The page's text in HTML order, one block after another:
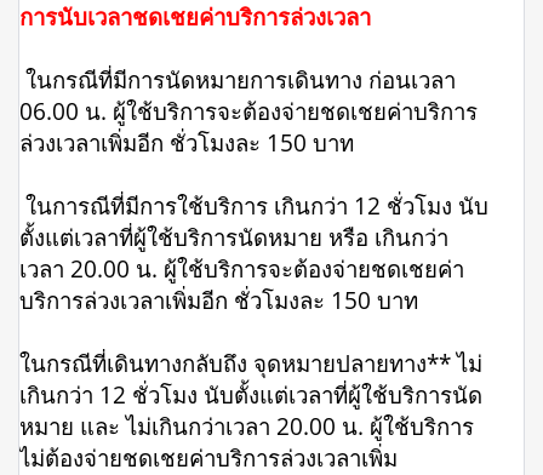
การนับเวลาชดเชยค่าบริการล่วงเวลา
ในกรณีที่มีการนัดหมายการเดินทาง ก่อนเวลา
06.00 น. ผู้ใช้บริการจะต้องจ่ายชดเชยค่าบริการ
ล่วงเวลาเพิ่มอีก ชั่วโมงละ 150 บาท
ในการณีที่มีการใช้บริการ เกินกว่า 12 ชั่วโมง นับ
ตั้งแต่เวลาที่ผู้ใช้บริการนัดหมาย หรือ เกินกว่า
เวลา 20.00 น. ผู้ใช้บริการจะต้องจ่ายชดเชยค่า
บริการล่วงเวลาเพิ่มอีก ชั่วโมงละ 150 บาท
ในกรณีที่เดินทางกลับถึง จุดหมายปลายทาง** ไม่
เกินกว่า 12 ชั่วโมง นับตั้งแต่เวลาที่ผู้ใช้บริการนัด
หมาย และ ไม่เกินกว่าเวลา 20.00 น. ผู้ใช้บริการ
ไม่ต้องจ่ายชดเชยค่าบริการล่วงเวลาเพิ่ม